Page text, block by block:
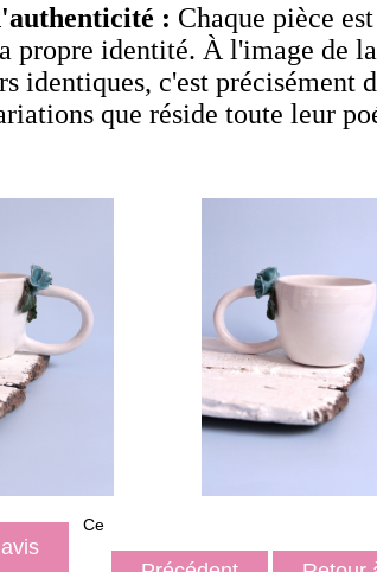
: Chaque pièce
propre identité. À l'image de
identiques, c'est précisément
que réside toute leur
Ce